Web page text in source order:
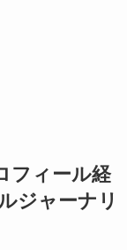
フィール経
ジャーナリ